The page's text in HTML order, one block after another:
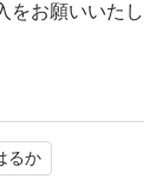
をお願いいたし
るか